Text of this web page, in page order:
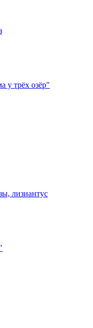
у трёх озёр"
лизиантус